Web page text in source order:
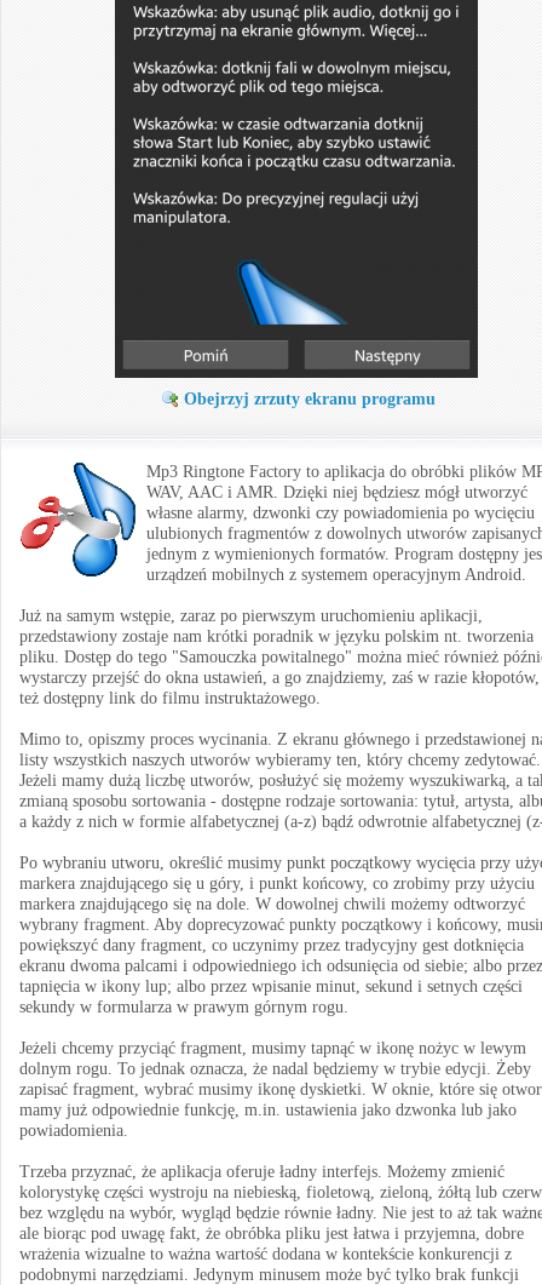
Obejrzyj zrzuty ekranu programu
Mp3 Ringtone Factory to aplikacja do obróbki plików
WAV, AAC i AMR. Dzięki niej będziesz mógł utworzyć
własne alarmy, dzwonki czy powiadomienia po wycięciu
ulubionych fragmentów z dowolnych utworów
jednym z wymienionych formatów. Program dostępny
urządzeń mobilnych z systemem operacyjnym Android.
Już na samym wstępie, zaraz po pierwszym uruchomieniu aplikacji,
przedstawiony zostaje nam krótki poradnik w języku polskim nt. tworzenia
pliku. Dostęp do tego "Samouczka powitalnego" można mieć również
wystarczy przejść do okna ustawień, a go znajdziemy, zaś w razie
też dostępny link do filmu instruktażowego.
Mimo to, opiszmy proces wycinania. Z ekranu głównego i przedstawionej
listy wszystkich naszych utworów wybieramy ten, który chcemy zedytować.
Jeżeli mamy dużą liczbę utworów, posłużyć się możemy wyszukiwarką, a
zmianą sposobu sortowania - dostępne rodzaje sortowania: tytuł, artysta,
a każdy z nich w formie alfabetycznej (a-z) bądź odwrotnie alfabetycznej
Po wybraniu utworu, określić musimy punkt początkowy wycięcia przy
markera znajdującego się u góry, i punkt końcowy, co zrobimy przy użyciu
markera znajdującego się na dole. W dowolnej chwili możemy odtworzyć
wybrany fragment. Aby doprecyzować punkty początkowy i końcowy,
powiększyć dany fragment, co uczynimy przez tradycyjny gest dotknięcia
ekranu dwoma palcami i odpowiedniego ich odsunięcia od siebie; albo przez
tapnięcia w ikony lup; albo przez wpisanie minut, sekund i setnych części
sekundy w formularza w prawym górnym rogu.
Jeżeli chcemy przyciąć fragment, musimy tapnąć w ikonę nożyc w lewym
dolnym rogu. To jednak oznacza, że nadal będziemy w trybie edycji. Żeby
zapisać fragment, wybrać musimy ikonę dyskietki. W oknie, które się
mamy już odpowiednie funkcję, m.in. ustawienia jako dzwonka lub jako
powiadomienia.
Trzeba przyznać, że aplikacja oferuje ładny interfejs. Możemy zmienić
kolorystykę części wystroju na niebieską, fioletową, zieloną, żółtą lub
bez względu na wybór, wygląd będzie równie ładny. Nie jest to aż tak
ale biorąc pod uwagę fakt, że obróbka pliku jest łatwa i przyjemna, dobre
wrażenia wizualne to ważna wartość dodana w kontekście konkurencji z
podobnymi narzędziami. Jedynym minusem może być tylko brak funkcji